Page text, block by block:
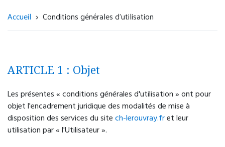
Urgence psychiatrique, sans présomption
d’hospitalisation
Accueil Conditions générales d’utilisation
ARTICLE 1 : Objet
Les présentes « conditions générales d'utilisation » ont pour
objet l'encadrement juridique des modalités de mise à
disposition des services du sitech-lerouvray.fret leur
utilisation par « l'Utilisateur ».